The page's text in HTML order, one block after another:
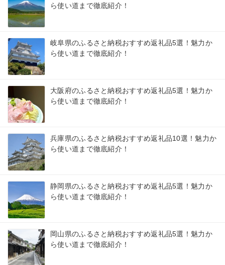
ら使い道まで徹底紹介！
岐阜県のふるさと納税おすすめ返礼品5選！魅力か
ら使い道まで徹底紹介！
大阪府のふるさと納税おすすめ返礼品5選！魅力か
ら使い道まで徹底紹介！
兵庫県のふるさと納税おすすめ返礼品10選！魅力か
ら使い道まで徹底紹介！
静岡県のふるさと納税おすすめ返礼品5選！魅力か
ら使い道まで徹底紹介！
岡山県のふるさと納税おすすめ返礼品5選！魅力か
ら使い道まで徹底紹介！